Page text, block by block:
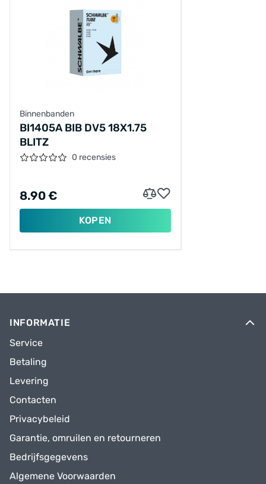
Binnenbanden
BI1405A BIB DV5 18X1.75
BLITZ
0 recensies
8.90 €
KOPEN
INFORMATIE
Service
Betaling
Levering
Contacten
Privacybeleid
Garantie, omruilen en retourneren
Bedrijfsgegevens
Algemene Voorwaarden